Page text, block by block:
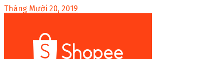
Tháng Mười 20, 2019